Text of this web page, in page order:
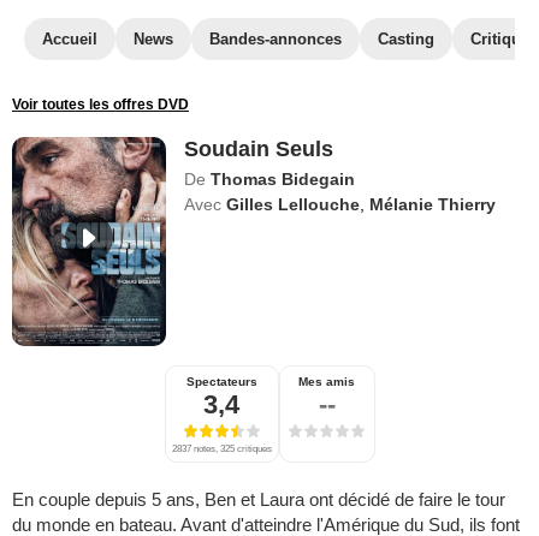
Accueil News Bandes-annonces Casting
Voir toutes les offres DVD
Soudain Seuls
De Thomas Bidegain
Avec Gilles Lellouche Mélanie Thierry
Spectateurs
3,4
2837 notes, 325 critiques
Mes amis
--
En couple depuis 5 ans, Ben et Laura ont décidé de faire le tour
du monde en bateau. Avant d'atteindre l'Amérique du Sud, ils font